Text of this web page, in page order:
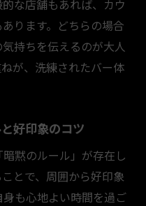
な店舗もあれば、カウ
ります。どちらの場合
持ちを伝えるのが大人
が、洗練されたバー体
好印象のコツ
黙のルール」が存在し
とで、周囲から好印象
も心地よい時間を過ご